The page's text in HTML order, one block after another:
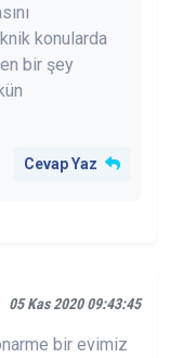
konularda
bir şey
Cevap Yaz
05 Kas 2020 09:43:45
bir evimiz